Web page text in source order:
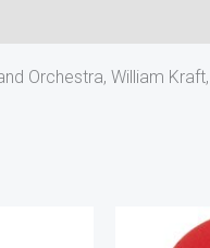
Orchestra, William